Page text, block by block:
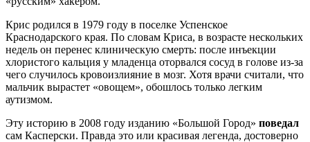
Крис родился в 1979 году в поселке Успенское
Краснодарского края. По словам Криса, в возрасте нескольких
недель он перенес клиническую смерть: после инъекции
хлористого кальция у младенца оторвался сосуд в голове из-за
чего случилось кровоизлияние в мозг. Хотя врачи считали, что
мальчик вырастет «овощем», обошлось только легким
аутизмом.
Эту историю в 2008 году изданию «Большой Город» поведал
сам Касперски. Правда это или красивая легенда, достоверно